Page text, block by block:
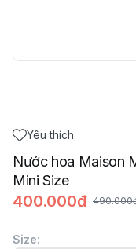
Yêu thích
Nước hoa Maison
Mini Size
400.000đ
Size: